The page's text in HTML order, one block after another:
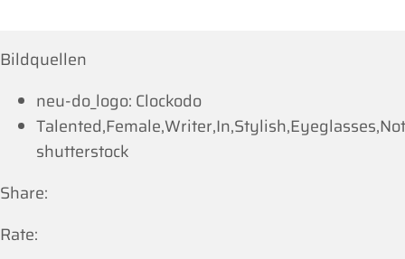
Bildquellen
neu-do_logo: Clockodo
shutterstock
Share:
Rate: